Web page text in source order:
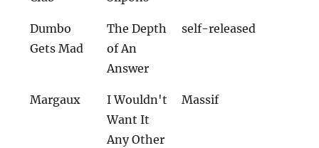
Dumbo
Gets Mad
The Depth
of An
Answer
self-released
Margaux
I Wouldn't
Want It
Any Other
Massif